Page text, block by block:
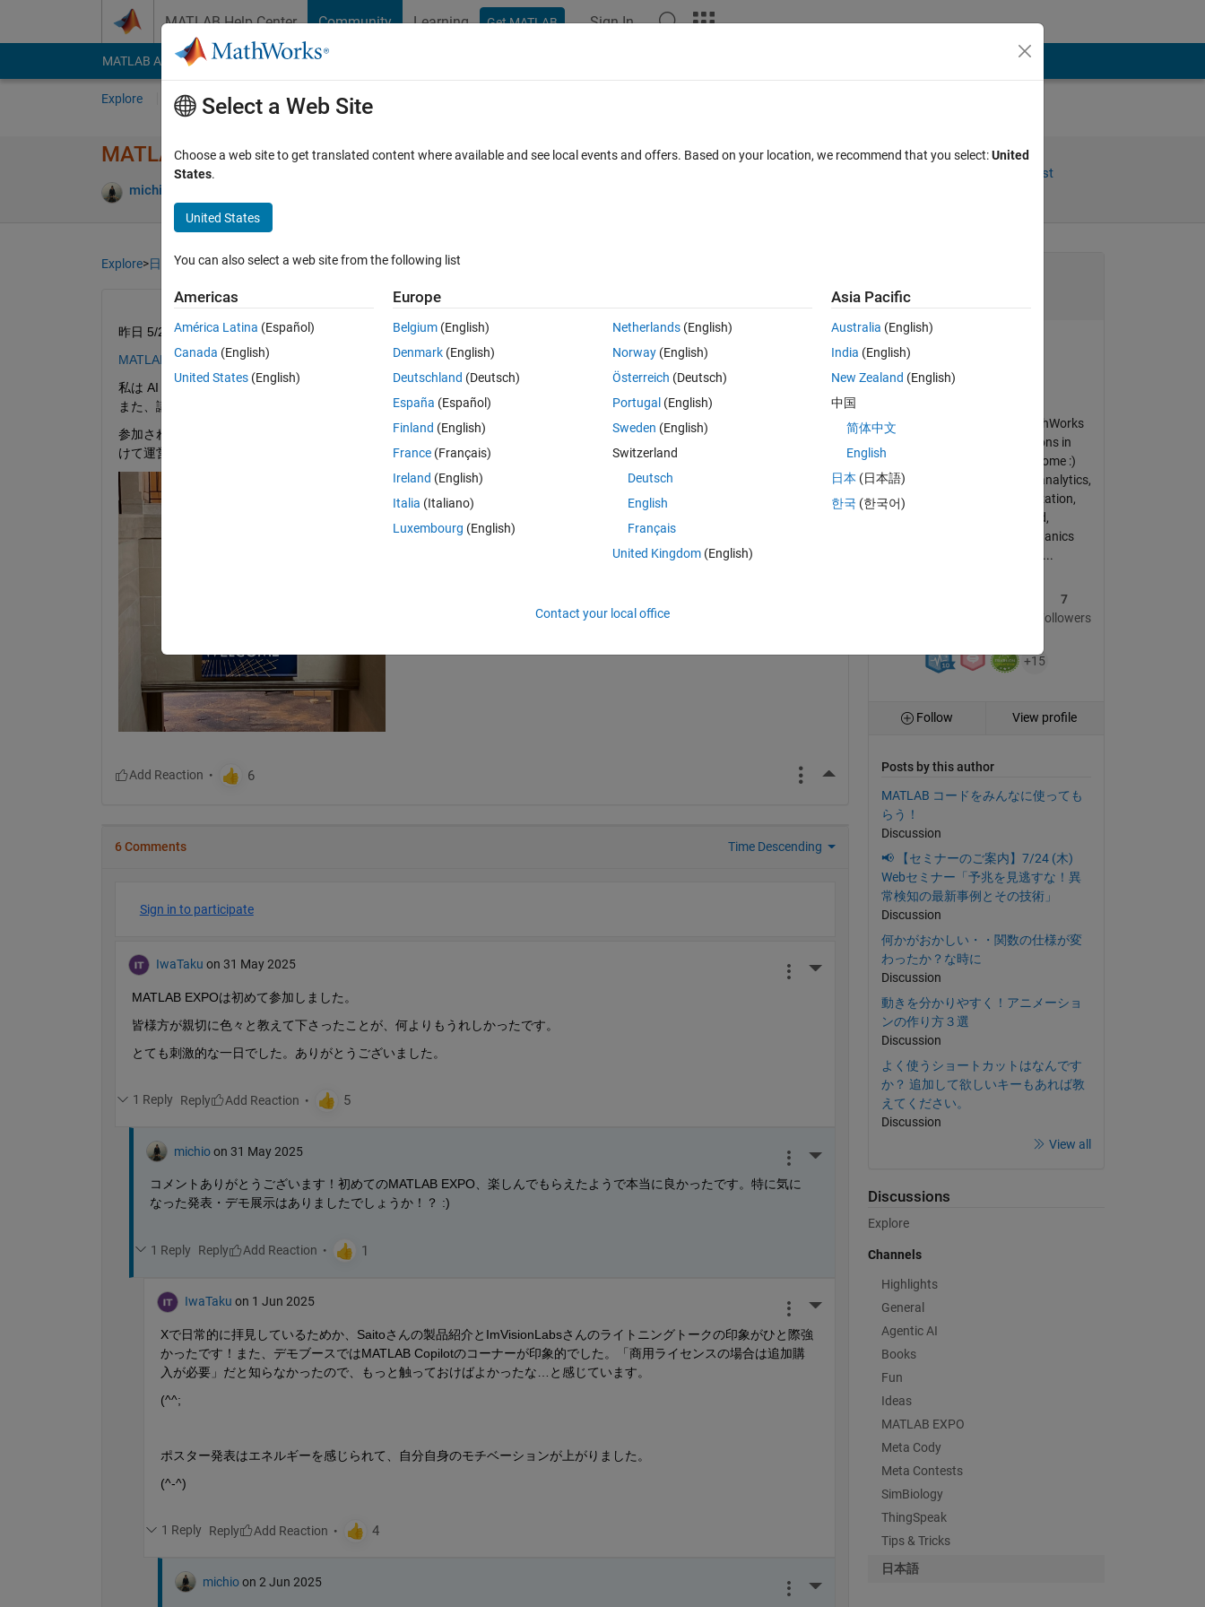
MATLAB Help Center Community Learning Get MATLAB Sign In
MATLAB Answers File Exchange Cody
Explore Channels
MATLAB EXPO Japan 2025!!
michio
Follow Post
Explore>日本語
昨日 5/29 にお台場で MATLAB EXPO が開催されました。ご参加くださった方々ありがとうございました！
MATLAB EXPO 2025 JAPAN
私は AI 関連のデモ展示で解説員としても立っておりましたが、立ち寄ってくださる方が絶えず、ずっと喋り続けてました。
また、講演後に「さっきのすごくね？」という会話が漏れ聞こえてきたのがハイライト。
参加されたみなさま、印象に残ったこと・気になった講演・ポスター・デモ・新機能等あったら教えてください！（次回に向
けて運営面での感想も）
More Actions
6 Comments Time Descending
Sign in to participate
IwaTaku on 31 May 2025 More Actions
MATLAB EXPOは初めて参加しました。
皆様方が親切に色々と教えて下さったことが、何よりもうれしかったです。
とても刺激的な一日でした。ありがとうございました。
1 Reply Reply
michio on 31 May 2025 More Actions
コメントありがとうございます！初めてのMATLAB EXPO、楽しんでもらえたようで本当に良かったです。特に気に
なった発表・デモ展示はありましたでしょうか！？ :)
1 Reply Reply
IwaTaku on 1 Jun 2025 More Actions
Xで日常的に拝見しているためか、Saitoさんの製品紹介とImVisionLabsさんのライトニングトークの印象がひと際強
かったです！また、デモブースではMATLAB Copilotのコーナーが印象的でした。「商用ライセンスの場合は追加購
入が必要」だと知らなかったので、もっと触っておけばよかったな…と感じています。
(^^;
ポスター発表はエネルギーを感じられて、自分自身のモチベーションが上がりました。
(^-^)
1 Reply Reply
michio on 2 Jun 2025 More Actions
Application Engineer at MathWorks
Japan since 2014 Questions in
Japanese are always welcome :)
Professional Interests: Data analytics,
Machine Learning, Optimization,
Finite element method,
Computational Fluid Mechanics
DISCLAIMER: Any advi...
7
Followers
+15
Follow View profile
Posts by this author
MATLAB コードをみんなに使っても
らう！
Discussion
📢 【セミナーのご案内】7/24 (木)
Webセミナー「予兆を見逃すな！異
常検知の最新事例とその技術」
Discussion
何かがおかしい・・関数の仕様が変
わったか？な時に
Discussion
動きを分かりやすく！アニメーショ
ンの作り方３選
Discussion
よく使うショートカットはなんです
か？ 追加して欲しいキーもあれば教
えてください。
Discussion
View all
Discussions
Explore
Channels
Highlights
General
Agentic AI
Books
Fun
Ideas
MATLAB EXPO
Meta Cody
Meta Contests
SimBiology
ThingSpeak
Tips & Tricks
日本語
Select a Web Site
Choose a web site to get translated content where available and see local events and offers. Based on your location, we recommend that you select:United
States.
United States
You can also select a web site from the following list
Americas
América Latina (Español)
Canada (English)
United States (English)
Europe
Belgium (English)
Denmark (English)
Deutschland (Deutsch)
España (Español)
Finland (English)
France (Français)
Ireland (English)
Italia (Italiano)
Luxembourg (English)
Netherlands(English)
Norway(English)
Österreich (Deutsch)
Portugal (English)
Sweden (English)
Switzerland
Deutsch
English
Français
United Kingdom(English)
Asia Pacific
Australia (English)
India (English)
New Zealand (English)
中国
简体中文
English
日本 (日本語)
한국 (한국어)
Contact your local office